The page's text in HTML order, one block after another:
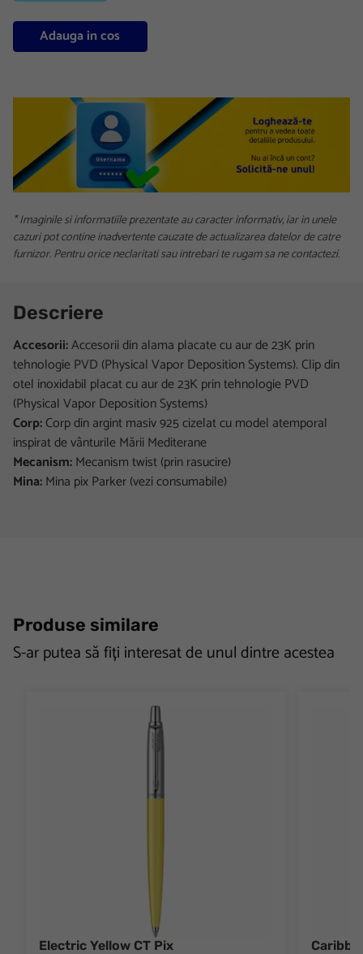
Adauga in cos
* Imaginile si informatiile prezentate au caracter informativ, iar in unele
cazuri pot contine inadvertente cauzate de actualizarea datelor de catre
furnizor. Pentru orice neclaritati sau intrebari te rugam sa ne contactezi.
Descriere
Accesorii:Accesorii din alama placate cu aur de 23K prin
tehnologie PVD (Physical Vapor Deposition Systems). Clip din
otel inoxidabil placat cu aur de 23K prin tehnologie PVD
(Physical Vapor Deposition Systems)
Corp:Corp din argint masiv 925 cizelat cu model atemporal
inspirat de vânturile Mării Mediterane
Mecanism:Mecanism twist (prin rasucire)
Mina:Mina pix Parker (vezi consumabile)
Produse similare
S-ar putea să fiți interesat de unul dintre acestea
Electric Yellow CT Pix